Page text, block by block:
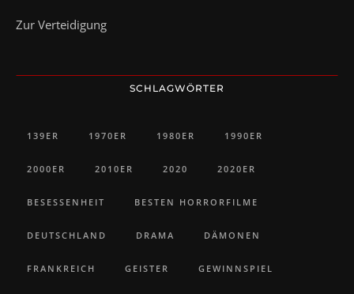
Zur Verteidigung
SCHLAGWÖRTER
139ER 1970ER 1980ER 1990ER
2000ER 2010ER 2020 2020ER
BESESSENHEIT BESTEN HORRORFILME
DEUTSCHLAND DRAMA DÄMONEN
FRANKREICH GEISTER GEWINNSPIEL